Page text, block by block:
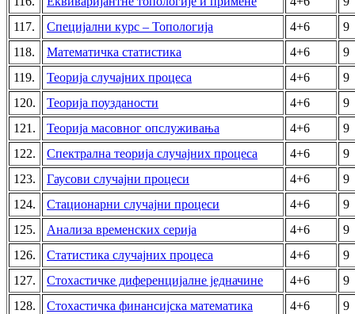
117.
Специјални курс – Топологија 4+6
9
118.
Математичка статистика 4+6
9
119.
Теорија случајних процеса 4+6
9
120.
Теорија поузданости 4+6
9
121.
Теорија масовног опслуживања 4+6
9
122.
Спектрална теорија случајних процеса 4+6
9
123.
Гаусови случајни процеси 4+6
9
124.
Стационарни случајни процеси 4+6
9
125.
Анализа временских серија 4+6
9
126.
Статистика случајних процеса 4+6
9
127.
Стохастичке диференцијалне једначине 4+6
9
128.
Стохастичка финансијска математика 4+6
9